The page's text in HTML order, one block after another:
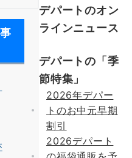
事
デパートのオン
ラインニュース
デパートの「季
節特集」
2026年デパー
トのお中元早期
割引
2026デパート